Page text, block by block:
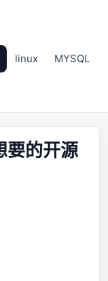
linux MYSQL
要的开源